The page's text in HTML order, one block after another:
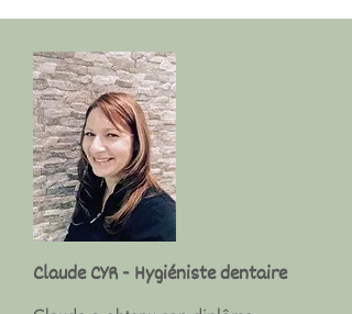
Claude CYR - Hygiéniste dentaire